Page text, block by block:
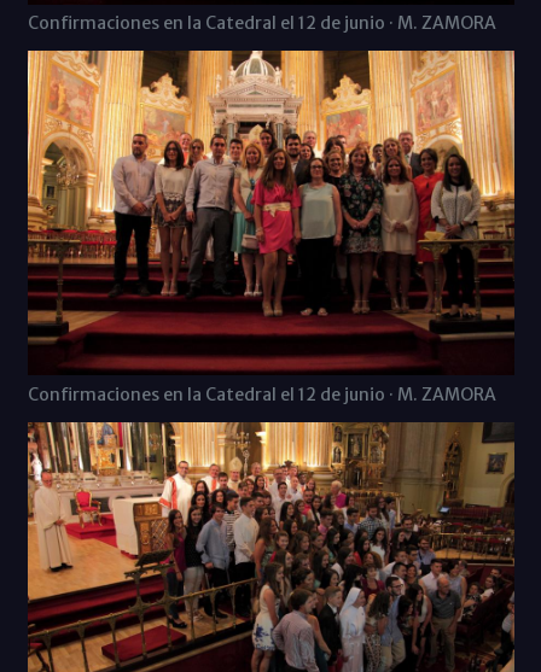
Confirmaciones en la Catedral el 12 de junio · M. ZAMORA
Confirmaciones en la Catedral el 12 de junio · M. ZAMORA